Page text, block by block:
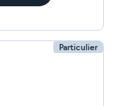
Particulier